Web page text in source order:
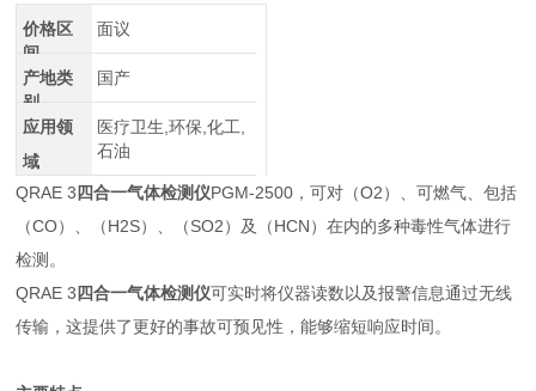
价格区
间
面议
产地类
别
国产
应用领
域
医疗卫生,环保,化工,
石油
QRAE 3 四合一气体检测仪PGM-2500，可对（O2）、可燃气、包括
（CO）、（H2S）、（SO2）及（HCN）在内的多种毒性气体进行
检测。
QRAE 3 四合一气体检测仪可实时将仪器读数以及报警信息通过无线
传输，这提供了更好的事故可预见性，能够缩短响应时间。